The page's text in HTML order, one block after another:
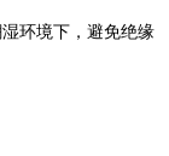
环境下，避免绝缘